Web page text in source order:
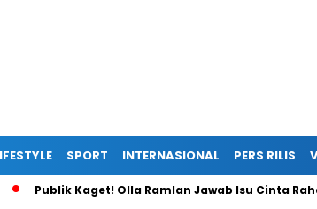
SPORT INTERNASIONAL PERS RILIS
Publik Kaget! Olla Ramlan Jawab Isu Cinta